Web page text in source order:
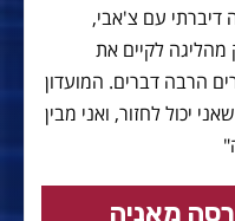
דיברתי עם צ'אבי,
לקיים את
הרבה דברים. המועדון
יכול לחזור, ואני מבין
מאניה